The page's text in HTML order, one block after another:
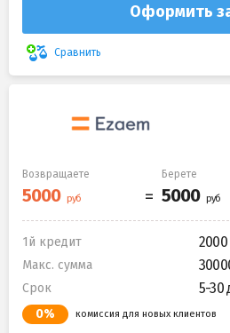
Оформить
Сравнить
Возвращаете Берете
1й кредит 2000
Макс. сумма
Срок 5-30
0% комиссия для новых клиентов